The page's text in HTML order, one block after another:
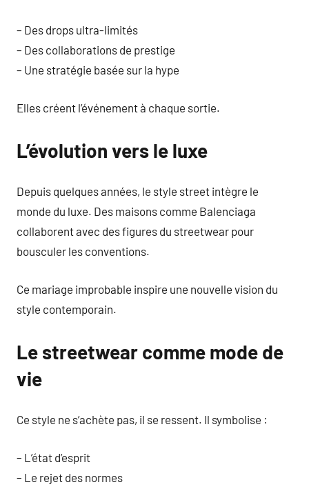
– Des drops ultra-limités
– Des collaborations de prestige
– Une stratégie basée sur la hype
Elles créent l’événement à chaque sortie.
L’évolution vers le luxe
Depuis quelques années, le style street intègre le
monde du luxe. Des maisons comme Balenciaga
collaborent avec des figures du streetwear pour
bousculer les conventions.
Ce mariage improbable inspire une nouvelle vision du
style contemporain.
Le streetwear comme mode de
vie
Ce style ne s’achète pas, il se ressent. Il symbolise :
– L’état d’esprit
– Le rejet des normes